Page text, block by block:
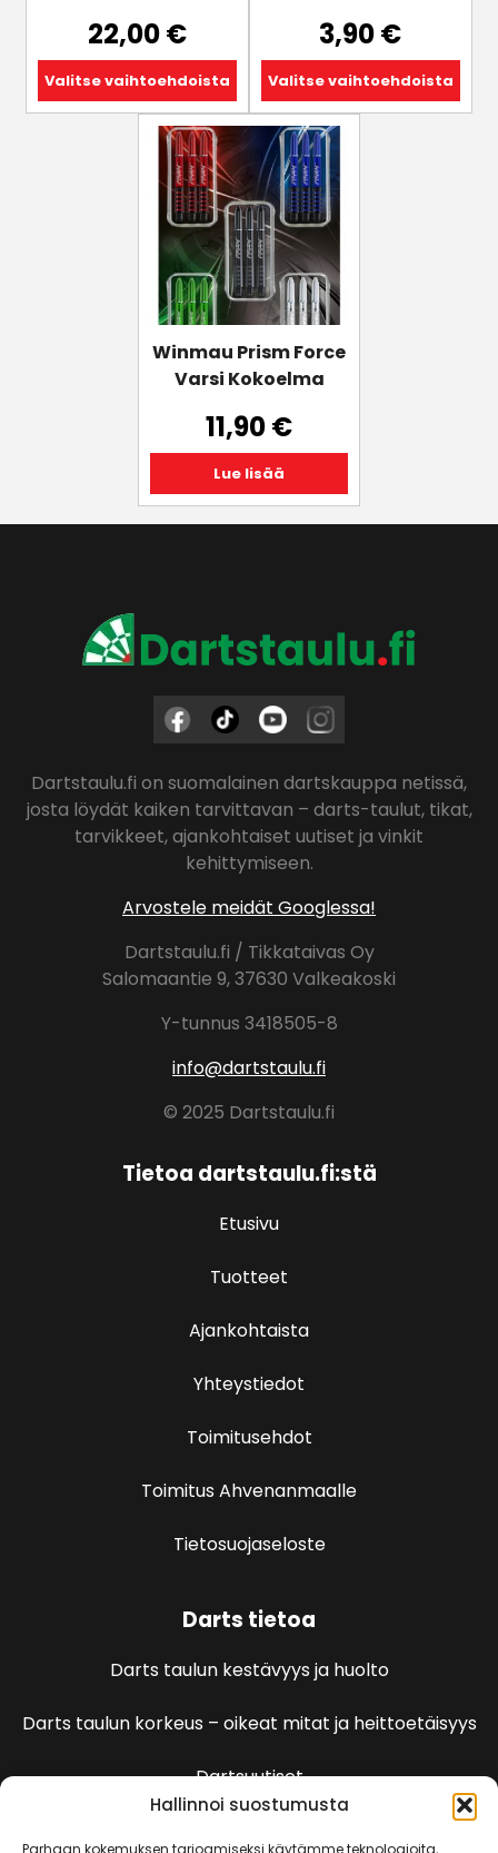
Hallinnoi suostumusta
Parhaan kokemuksen tarjoamiseksi käytämme teknologioita,
22,00€
Valitse vaihtoehdoista
3,90€
Valitse vaihtoehdoista
Winmau Prism Force
Varsi Kokoelma
11,90€
Lue lisää
Dartstaulu.fi on suomalainen dartskauppa netissä,
josta löydät kaiken tarvittavan – darts-taulut, tikat,
tarvikkeet, ajankohtaiset uutiset ja vinkit
kehittymiseen.
Arvostele meidät Googlessa!
Dartstaulu.fi / Tikkataivas Oy
Salomaantie 9, 37630 Valkeakoski
Y-tunnus 3418505-8
info@dartstaulu.fi
© 2025 Dartstaulu.fi
Tietoa dartstaulu.fi:stä
Etusivu
Tuotteet
Ajankohtaista
Yhteystiedot
Toimitusehdot
Toimitus Ahvenanmaalle
Tietosuojaseloste
Darts tietoa
Darts taulun kestävyys ja huolto
Darts taulun korkeus – oikeat mitat ja heittoetäisyys
Dartsuutiset